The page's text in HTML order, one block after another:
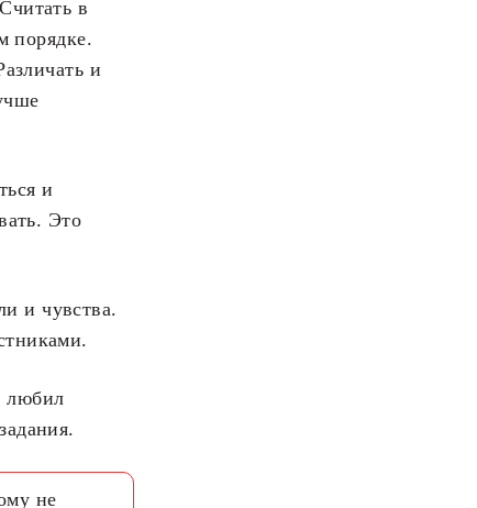
в
порядке.
и
и
Это
и чувства.
любил
не